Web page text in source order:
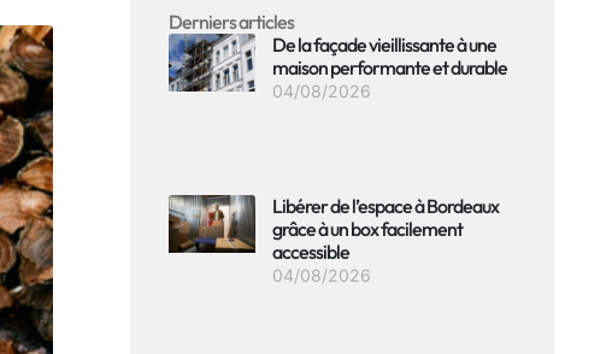
Derniers articles
De la façade vieillissante à une
maison performante et durable
04/08/2026
Libérer de l’espace à Bordeaux
grâce à un box facilement
accessible
04/08/2026